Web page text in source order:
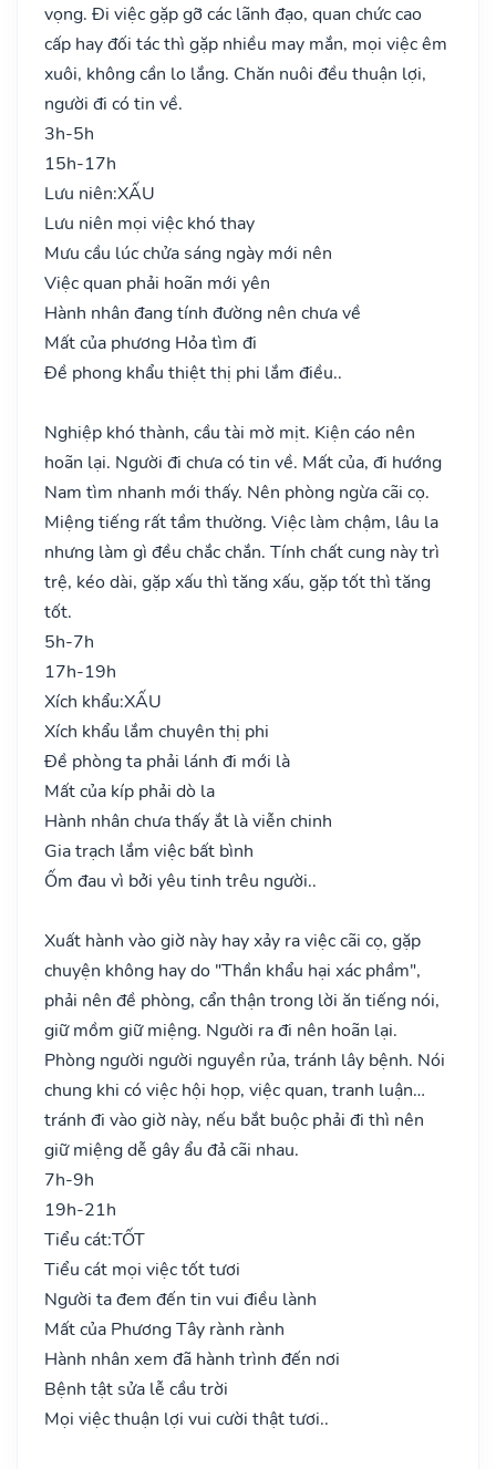
vọng. Đi việc gặp gỡ các lãnh đạo, quan chức cao
cấp hay đối tác thì gặp nhiều may mắn, mọi việc êm
xuôi, không cần lo lắng. Chăn nuôi đều thuận lợi,
người đi có tin về.
3h-5h
15h-17h
Lưu niên:XẤU
Lưu niên mọi việc khó thay
Mưu cầu lúc chửa sáng ngày mới nên
Việc quan phải hoãn mới yên
Hành nhân đang tính đường nên chưa về
Mất của phương Hỏa tìm đi
Đề phong khẩu thiệt thị phi lắm điều..
Nghiệp khó thành, cầu tài mờ mịt. Kiện cáo nên
hoãn lại. Người đi chưa có tin về. Mất của, đi hướng
Nam tìm nhanh mới thấy. Nên phòng ngừa cãi cọ.
Miệng tiếng rất tầm thường. Việc làm chậm, lâu la
nhưng làm gì đều chắc chắn. Tính chất cung này trì
trệ, kéo dài, gặp xấu thì tăng xấu, gặp tốt thì tăng
tốt.
5h-7h
17h-19h
Xích khẩu:XẤU
Xích khẩu lắm chuyên thị phi
Đề phòng ta phải lánh đi mới là
Mất của kíp phải dò la
Hành nhân chưa thấy ắt là viễn chinh
Gia trạch lắm việc bất bình
Ốm đau vì bởi yêu tinh trêu người..
Xuất hành vào giờ này hay xảy ra việc cãi cọ, gặp
chuyện không hay do "Thần khẩu hại xác phầm",
phải nên đề phòng, cẩn thận trong lời ăn tiếng nói,
giữ mồm giữ miệng. Người ra đi nên hoãn lại.
Phòng người người nguyền rủa, tránh lây bệnh. Nói
chung khi có việc hội họp, việc quan, tranh luận…
tránh đi vào giờ này, nếu bắt buộc phải đi thì nên
giữ miệng dễ gây ẩu đả cãi nhau.
7h-9h
19h-21h
Tiểu cát:TỐT
Tiểu cát mọi việc tốt tươi
Người ta đem đến tin vui điều lành
Mất của Phương Tây rành rành
Hành nhân xem đã hành trình đến nơi
Bệnh tật sửa lễ cầu trời
Mọi việc thuận lợi vui cười thật tươi..